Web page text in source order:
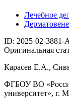
Лечебное
ID: 2025-02-3881-
Оригинальная
Карасев Е.А.,
ФГБОУ ВО
университет», г.